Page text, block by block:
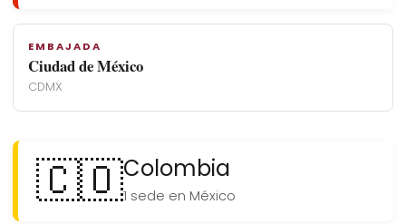
EMBAJADA
Ciudad de México
CDMX
🇨🇴Colombia
1 sede en México